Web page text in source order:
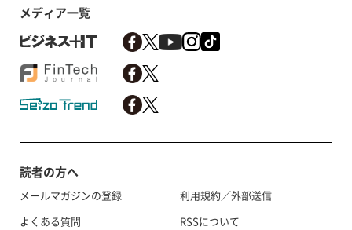
メディア一覧
読者の方へ
メールマガジンの登録
よくある質問
利用規約／外部送信
RSSについて